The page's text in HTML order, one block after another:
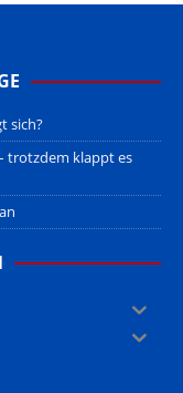
sich?
trotzdem klappt es